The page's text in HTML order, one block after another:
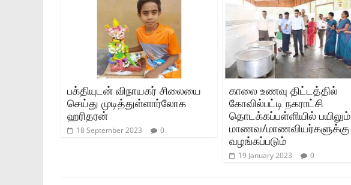
பக்தியுடன் விநாயகர் சிலையை
செய்து முடித்துள்ளார்லோக
ஹரிதரன்
18 September 2023 0
காலை உணவு திட்டத்தில்
கோவில்பட்டி நகராட்சி
தொடக்கப்பள்ளியில் பயிலும்
மாணவ/மாணவியர்களுக்கு
வழங்கப்படும்
19 January 2023 0